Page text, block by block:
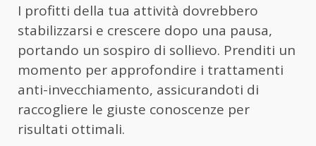
I profitti della tua attività dovrebbero
stabilizzarsi e crescere dopo una pausa,
portando un sospiro di sollievo. Prenditi un
momento per approfondire i trattamenti
anti-invecchiamento, assicurandoti di
raccogliere le giuste conoscenze per
risultati ottimali.